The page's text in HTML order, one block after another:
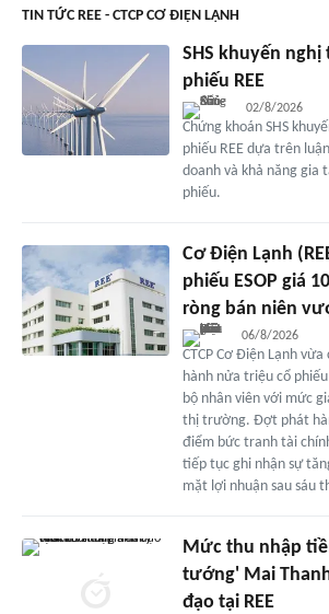
TIN TỨC REE - CTCP CƠ ĐIỆN LẠNH
SHS khuyến
phiếu REE
02/8/2026
Chứng khoán SHS
phiếu REE dựa trên
doanh và khả năng gia
phiếu.
Cơ Điện Lạnh
phiếu ESOP giá
ròng bán niên
06/8/2026
CTCP Cơ Điện Lạnh
hành nửa triệu cổ
bộ nhân viên với mức
thị trường. Đợt phát
điểm bức tranh tài
tiếp tục ghi nhận sự
mặt lợi nhuận sau sáu
Mức thu nhập
tướng' Mai
đạo tại REE